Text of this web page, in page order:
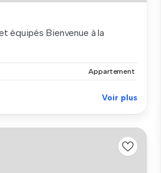
équipés Bienvenue à la
Appartement
Voir plus